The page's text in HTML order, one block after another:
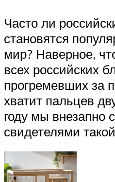
Часто ли
становятся
мир? Наверное,
всех российских
прогремевших за
хватит пальцев
году мы внезапно
свидетелями